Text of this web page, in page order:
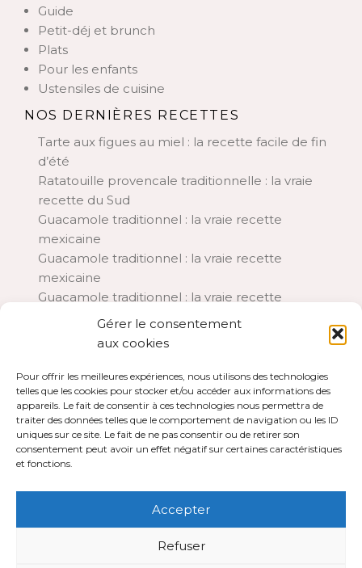
Gérer le consentement
aux cookies
Pour offrir les meilleures expériences, nous utilisons des technologies
telles que les cookies pour stocker et/ou accéder aux informations des
appareils. Le fait de consentir à ces technologies nous permettra de
traiter des données telles que le comportement de navigation ou les ID
uniques sur ce site. Le fait de ne pas consentir ou de retirer son
consentement peut avoir un effet négatif sur certaines caractéristiques
et fonctions.
Accepter
Refuser
Guide
Petit-déj et brunch
Plats
Pour les enfants
Ustensiles de cuisine
NOS DERNIÈRES RECETTES
Tarte aux figues au miel : la recette facile de fin
d’été
Ratatouille provencale traditionnelle : la vraie
recette du Sud
Guacamole traditionnel : la vraie recette
mexicaine
Guacamole traditionnel : la vraie recette
mexicaine
Guacamole traditionnel : la vraie recette
mexicaine
Aubergines à la parmigiana : la recette italienne
Chia pudding lait de coco et framboises : le petit-
déjeuner d’été rafraîchissant
Financiers aux framboises : la recette moelleuse
et fondante
A PROPOS
Mentions légales